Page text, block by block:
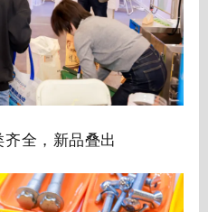
全，新品叠出